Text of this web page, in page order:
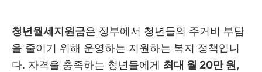
청년월세지원금은 정부에서 청년들의 주거비 부담
을 줄이기 위해 운영하는 지원하는 복지 정책입니
다. 자격을 충족하는 청년들에게 최대 월 20만 원,